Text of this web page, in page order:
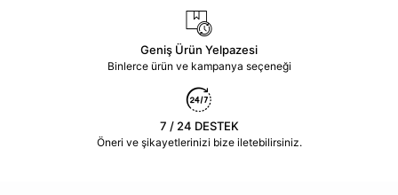
Geniş Ürün Yelpazesi
Binlerce ürün ve kampanya seçeneği
7 / 24 DESTEK
Öneri ve şikayetlerinizi bize iletebilirsiniz.